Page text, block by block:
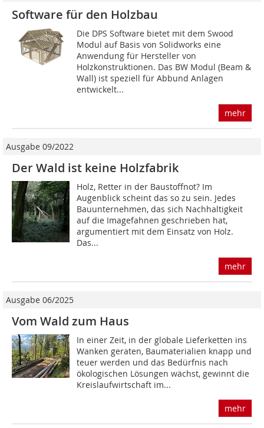
Software für den Holzbau
Die DPS Software bietet mit dem Swood
Modul auf Basis von Solidworks eine
Anwendung für Hersteller von
Holzkonstruktionen. Das BW Modul (Beam &
Wall) ist speziell für Abbund Anlagen
entwickelt...
mehr
Ausgabe 09/2022
Der Wald ist keine Holzfabrik
Holz, Retter in der Baustoffnot? Im
Augenblick scheint das so zu sein. Jedes
Bauunternehmen, das sich Nachhaltigkeit
auf die Imagefahnen geschrieben hat,
argumentiert mit dem Einsatz von Holz.
Das...
mehr
Ausgabe 06/2025
Vom Wald zum Haus
In einer Zeit, in der globale Lieferketten ins
Wanken geraten, Baumaterialien knapp und
teuer werden und das Bedürfnis nach
ökologischen Lösungen wächst, gewinnt die
Kreislaufwirtschaft im...
mehr